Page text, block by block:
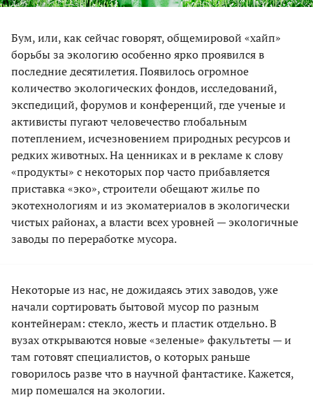
Бум, или, как сейчас говорят, общемировой «хайп»
борьбы за экологию особенно ярко проявился в
последние десятилетия. Появилось огромное
количество экологических фондов, исследований,
экспедиций, форумов и конференций, где ученые и
активисты пугают человечество глобальным
потеплением, исчезновением природных ресурсов и
редких животных. На ценниках и в рекламе к слову
«продукты» с некоторых пор часто прибавляется
приставка «эко», строители обещают жилье по
экотехнологиям и из экоматериалов в экологически
чистых районах, а власти всех уровней — экологичные
заводы по переработке мусора.
Некоторые из нас, не дожидаясь этих заводов, уже
начали сортировать бытовой мусор по разным
контейнерам: стекло, жесть и пластик отдельно. В
вузах открываются новые «зеленые» факультеты — и
там готовят специалистов, о которых раньше
говорилось разве что в научной фантастике. Кажется,
мир помешался на экологии.